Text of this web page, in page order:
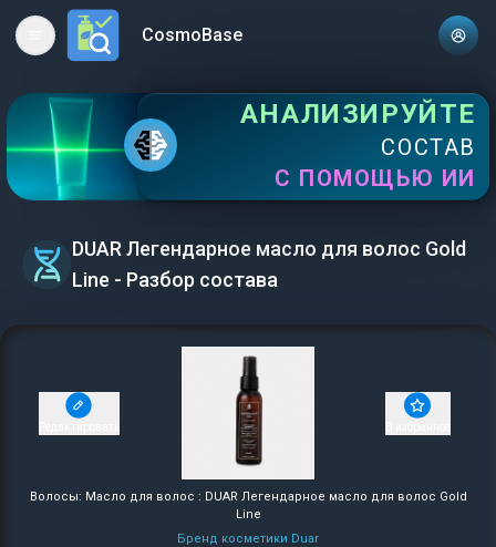
Open main menuCosmoBase
АНАЛИЗИРУЙТЕ
СОСТАВ
С ПОМОЩЬЮ ИИ
DUAR Легендарное масло для волос Gold
Line - Разбор состава
Волосы: Масло для волос : DUAR Легендарное масло для волос Gold
Line
Бренд косметики Duar